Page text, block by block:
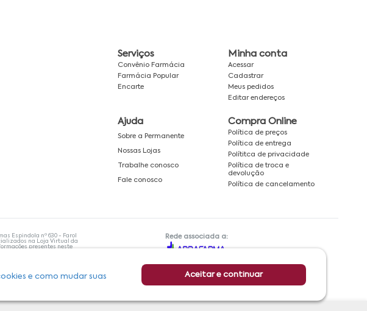
e como mudar suas
Aceitar e continuar
Serviços
Convênio Farmácia
Farmácia Popular
Encarte
Minha conta
Acessar
Cadastrar
Meus pedidos
Editar endereços
Ajuda
Sobre a Permanente
Nossas Lojas
Trabalhe conosco
Fale conosco
Compra Online
Política de preços
Política de entrega
Polítitca de privacidade
Política de troca e
devolução
Política de cancelamento
Espindola nº 630 - Farol
na Loja Virtual da
presentes neste
capacitado para
trabalha com as
são compromissos da
Rede associada a: